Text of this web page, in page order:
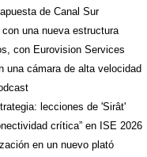
de Canal Sur
una nueva estructura
con Eurovision Services
una cámara de alta velocidad
lecciones de 'Sirât'
crítica” en ISE 2026
en un nuevo plató